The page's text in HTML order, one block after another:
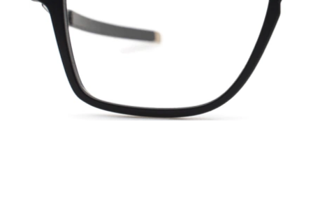
39 mm
Lencsemagasság
54 mm
Lencseszélesség